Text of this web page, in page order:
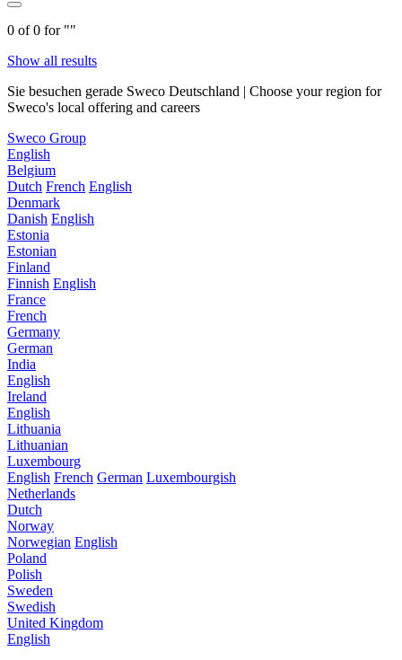
0 of0 for ""
Show all results
Sie besuchen gerade Sweco Deutschland | Choose your region for
Sweco's local offering and careers
Sweco Group
English
Belgium
Dutch French English
Denmark
Danish English
Estonia
Estonian
Finland
Finnish English
France
French
Germany
German
India
English
Ireland
English
Lithuania
Lithuanian
Luxembourg
English French German Luxembourgish
Netherlands
Dutch
Norway
Norwegian English
Poland
Polish
Sweden
Swedish
United Kingdom
English